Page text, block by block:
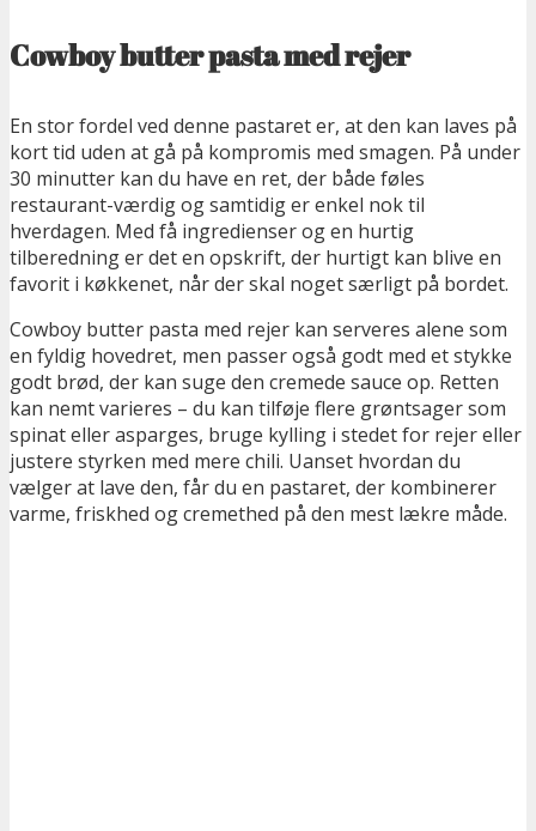
Cowboy butter pasta med rejer
En stor fordel ved denne pastaret er, at den kan laves på
kort tid uden at gå på kompromis med smagen. På under
30 minutter kan du have en ret, der både føles
restaurant-værdig og samtidig er enkel nok til
hverdagen. Med få ingredienser og en hurtig
tilberedning er det en opskrift, der hurtigt kan blive en
favorit i køkkenet, når der skal noget særligt på bordet.
Cowboy butter pasta med rejer kan serveres alene som
en fyldig hovedret, men passer også godt med et stykke
godt brød, der kan suge den cremede sauce op. Retten
kan nemt varieres – du kan tilføje flere grøntsager som
spinat eller asparges, bruge kylling i stedet for rejer eller
justere styrken med mere chili. Uanset hvordan du
vælger at lave den, får du en pastaret, der kombinerer
varme, friskhed og cremethed på den mest lækre måde.